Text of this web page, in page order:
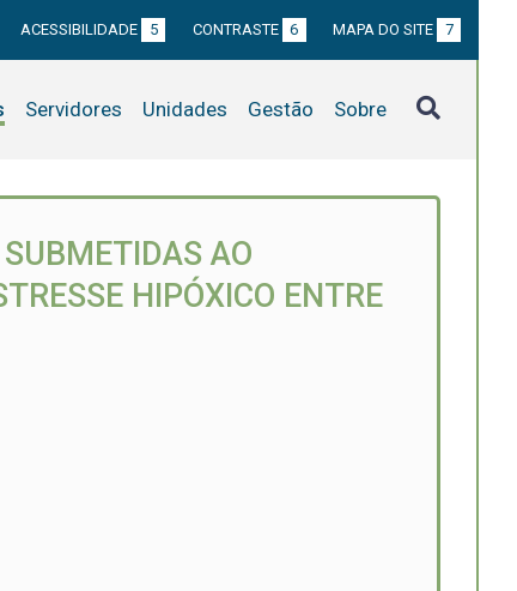
ACESSIBILIDADE 5 CONTRASTE 6 MAPA DO SITE 7
Servidores Unidades Gestão Sobre
AO
HIPÓXICO ENTRE